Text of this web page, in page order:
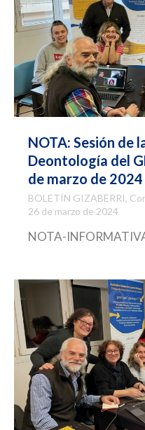
NOTA: Sesión de
Deontología del
de marzo de 2024
BOLETÍN GIZABERRI,
26 de marzo de 2024
NOTA-